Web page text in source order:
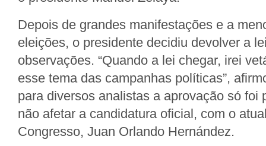
Depois de grandes manifestações e a
eleições, o presidente decidiu devolver a
observações. “Quando a lei chegar, irei
esse tema das campanhas políticas”,
para diversos analistas a aprovação só foi
não afetar a candidatura oficial, com o
Congresso, Juan Orlando Hernández.